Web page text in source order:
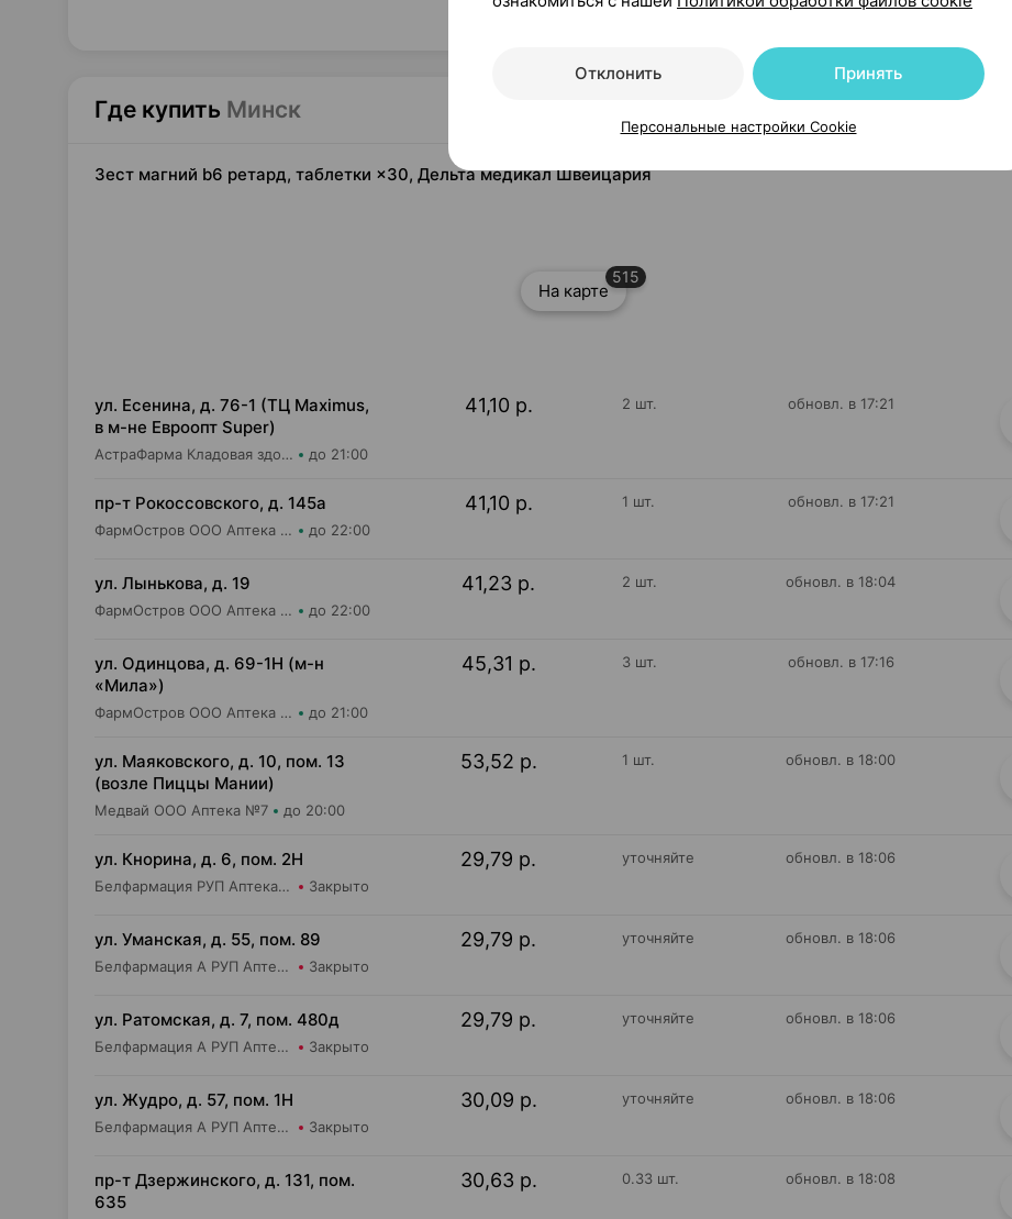
Где купить Минск
Зест магний b6 ретард, таблетки ×30, Дельта медикал Швейцария
На карте
515
ул. Есенина, д. 76-1 (ТЦ Maximus,
в м-не Евроопт Super)
АстраФарма Кладовая здоровья ООО Аптека №9 до 21:00
41,10 р. 2 шт. обновл. в 17:21
пр-т Рокоссовского, д. 145а
ФармОстров ООО Аптека №9 на Рокоссовского до 22:00
41,10 р. 1 шт. обновл. в 17:21
ул. Лынькова, д. 19
ФармОстров ООО Аптека №7 на Лынькова до 22:00
41,23 р. 2 шт. обновл. в 18:04
ул. Одинцова, д. 69-1Н (м-н
«Мила»)
ФармОстров ООО Аптека №16 на Одинцова до 21:00
45,31 р. 3 шт. обновл. в 17:16
ул. Маяковского, д. 10, пом. 13
(возле Пиццы Мании)
Медвай ООО Аптека №7 до 20:00
53,52 р. 1 шт. обновл. в 18:00
ул. Кнорина, д. 6, пом. 2Н
Белфармация РУП Аптека №37 Закрыто
29,79 р. уточняйте обновл. в 18:06
ул. Уманская, д. 55, пом. 89
Белфармация А РУП Аптека №39 Закрыто
29,79 р. уточняйте обновл. в 18:06
ул. Ратомская, д. 7, пом. 480д
Белфармация А РУП Аптека №59 Закрыто
29,79 р. уточняйте обновл. в 18:06
ул. Жудро, д. 57, пом. 1Н
Белфармация А РУП Аптека №48 Закрыто
30,09 р. уточняйте обновл. в 18:06
пр-т Дзержинского, д. 131, пом.
635
30,63 р. 0.33 шт. обновл. в 18:08
Отклонить Принять
Персональные настройки Cookie